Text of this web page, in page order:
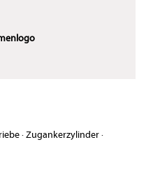
·Zugankerzylinder·